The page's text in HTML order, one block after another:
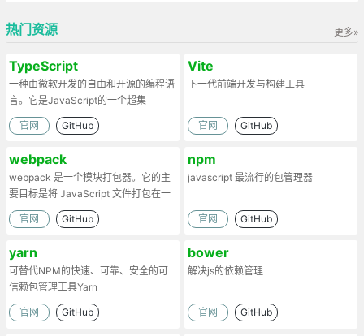
更多»
热门资源
TypeScript
一种由微软开发的自由和开源的编程语
言。它是JavaScript的一个超集
官网 GitHub
Vite
下一代前端开发与构建工具
官网 GitHub
webpack
webpack 是一个模块打包器。它的主
要目标是将 JavaScript 文件打包在一
起
官网 GitHub
npm
javascript 最流行的包管理器
官网 GitHub
yarn
可替代NPM的快速、可靠、安全的可
信赖包管理工具Yarn
官网 GitHub
bower
解决js的依赖管理
官网 GitHub